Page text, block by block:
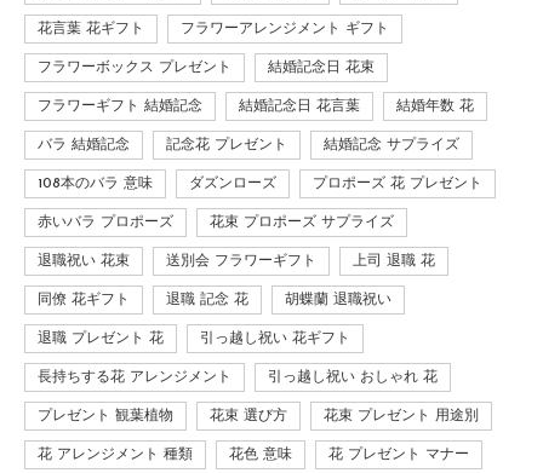
花言葉 花ギフト フラワーアレンジメント ギフト
フラワーボックス プレゼント 結婚記念日 花束
フラワーギフト 結婚記念 結婚記念日 花言葉 結婚年数 花
バラ 結婚記念 記念花 プレゼント 結婚記念 サプライズ
108本のバラ 意味 ダズンローズ プロポーズ 花 プレゼント
赤いバラ プロポーズ 花束 プロポーズ サプライズ
退職祝い 花束 送別会 フラワーギフト 上司 退職 花
同僚 花ギフト 退職 記念 花 胡蝶蘭 退職祝い
退職 プレゼント 花 引っ越し祝い 花ギフト
長持ちする花 アレンジメント 引っ越し祝い おしゃれ 花
プレゼント 観葉植物 花束 選び方 花束 プレゼント 用途別
花 アレンジメント 種類 花色 意味 花 プレゼント マナー